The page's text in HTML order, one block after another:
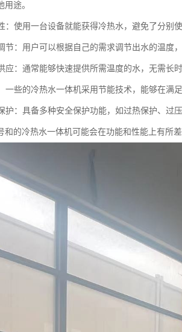
用途。
：使用一台设备就能获得冷热水，避免了分别
节：用户可以根据自己的需求调节出水的温度
应：通常能够快速提供所需温度的水，无需长
一些的冷热水一体机采用节能技术，能够在满
护：具备多种安全保护功能，如过热保护、过
和的冷热水一体机可能会在功能和性能上有所